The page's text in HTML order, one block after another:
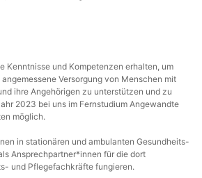
Kenntnisse und Kompetenzen erhalten, um
Versorgung von Menschen mit
ihre Angehörigen zu unterstützen und zu
2023 bei uns im Fernstudium Angewandte
möglich.
in stationären und ambulanten Gesundheits-
Ansprechpartner*innen für die dort
und Pflegefachkräfte fungieren.